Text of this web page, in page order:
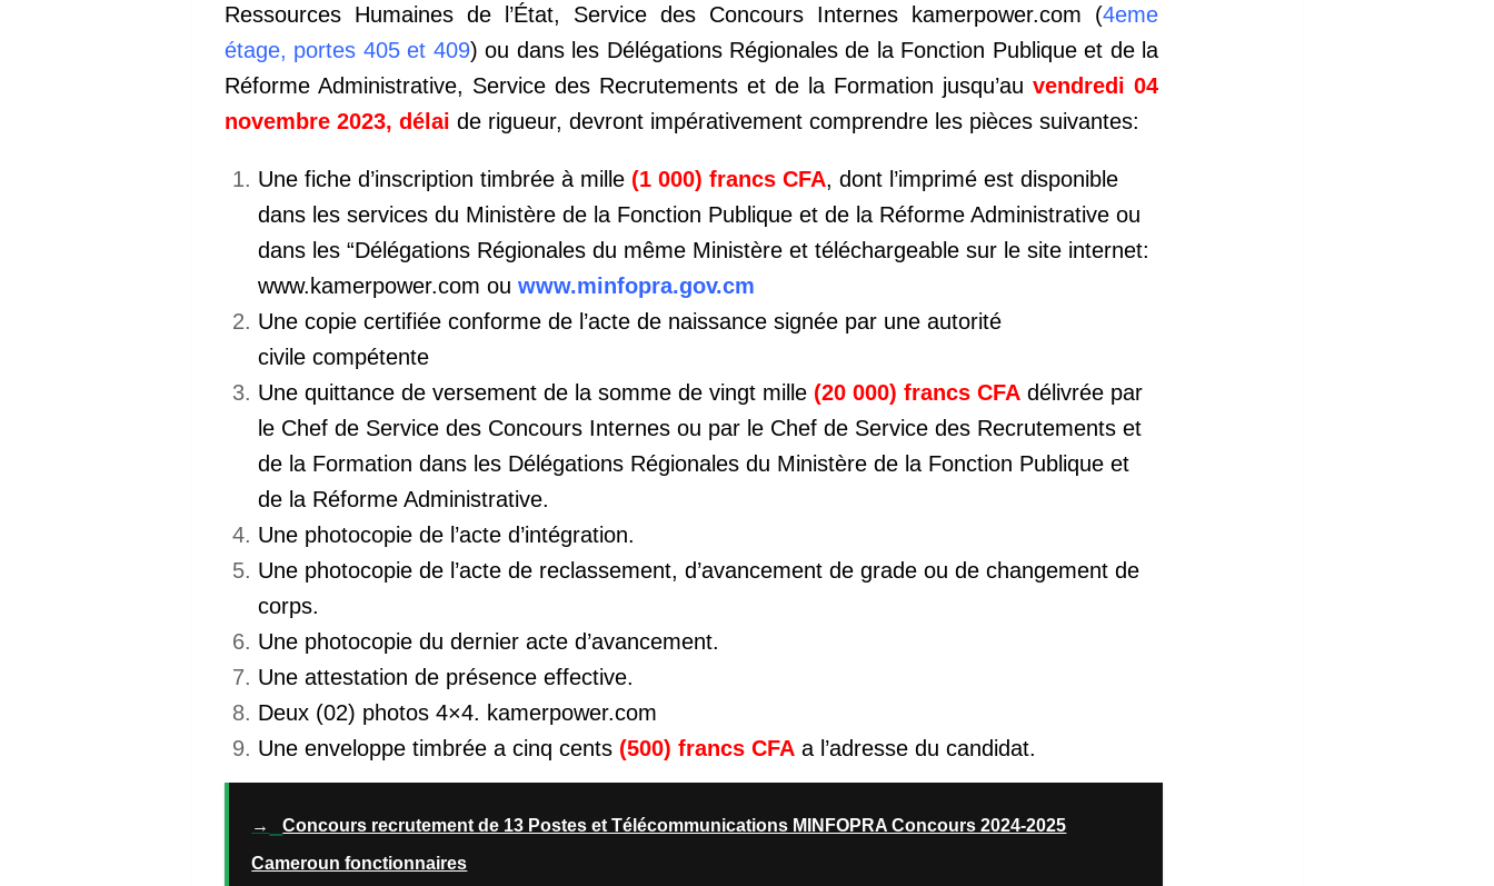
Ressources Humaines de l’État, Service des Concours Internes kamerpower.com (4eme
étage, portes 405 et 409) ou dans les Délégations Régionales de la Fonction Publique et de la
Réforme Administrative, Service des Recrutements et de la Formation jusqu’au vendredi 04
novembre 2023, délai de rigueur, devront impérativement comprendre les pièces suivantes:
Une fiche d’inscription timbrée à mille (1 000) francs CFA, dont l’imprimé est disponible
dans les services du Ministère de la Fonction Publique et de la Réforme Administrative ou
dans les “Délégations Régionales du même Ministère et téléchargeable sur le site internet:
www.kamerpower.com ou www.minfopra.gov.cm
Une copie certifiée conforme de l’acte de naissance signée par une autorité
civile compétente
Une quittance de versement de la somme de vingt mille (20 000) francs CFA délivrée par
le Chef de Service des Concours Internes ou par le Chef de Service des Recrutements et
de la Formation dans les Délégations Régionales du Ministère de la Fonction Publique et
de la Réforme Administrative.
Une photocopie de l’acte d’intégration.
Une photocopie de l’acte de reclassement, d’avancement de grade ou de changement de
corps.
Une photocopie du dernier acte d’avancement.
Une attestation de présence effective.
Deux (02) photos 4×4. kamerpower.com
Une enveloppe timbrée a cinq cents (500) francs CFA a l’adresse du candidat.
→
Concours recrutement de 13 Postes et Télécommunications MINFOPRA Concours 2024-2025
Cameroun fonctionnaires